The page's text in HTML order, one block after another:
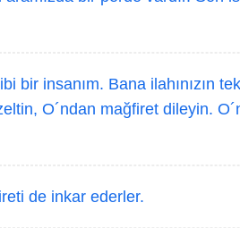
bir insanım. Bana ilahınızın
O´ndan mağfiret dileyin.
de inkar ederler.